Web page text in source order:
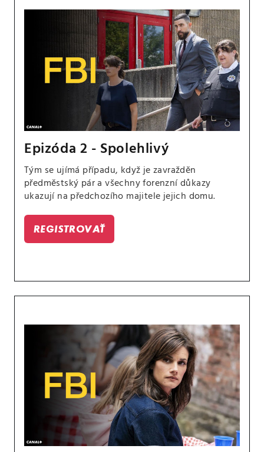
Epizóda 2 - Spolehlivý
Tým se ujímá případu, když je zavražděn
předměstský pár a všechny forenzní důkazy
ukazují na předchozího majitele jejich domu.
REGISTROVAŤ